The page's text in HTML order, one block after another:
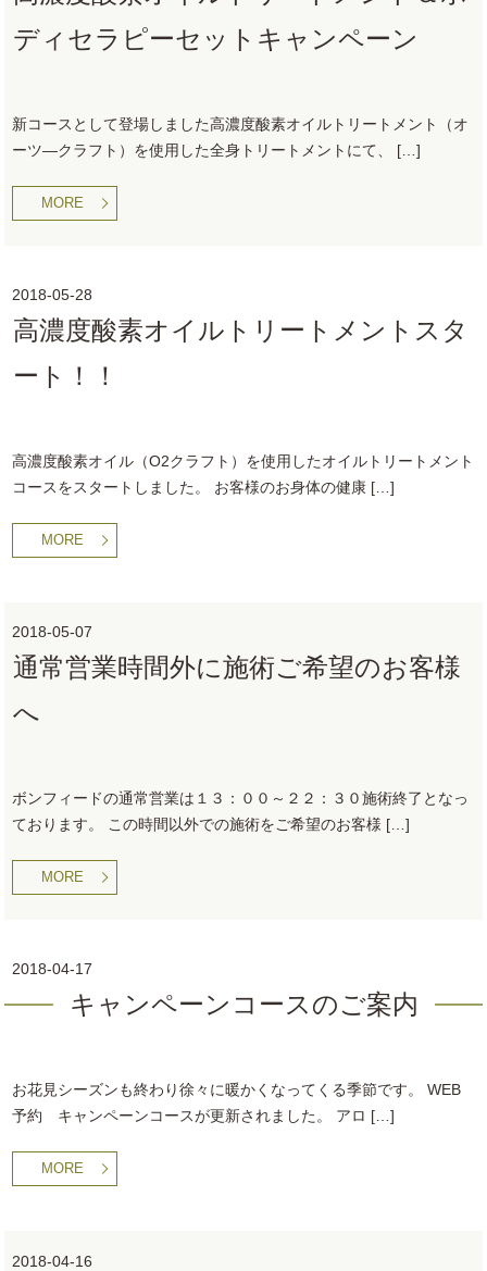
ディセラピーセットキャンペーン
新コースとして登場しました高濃度酸素オイルトリートメント（オ
ーツ―クラフト）を使用した全身トリートメントにて、 […]
MORE
2018-05-28
高濃度酸素オイルトリートメントスタ
ート！！
高濃度酸素オイル（O2クラフト）を使用したオイルトリートメント
コースをスタートしました。 お客様のお身体の健康 […]
MORE
2018-05-07
通常営業時間外に施術ご希望のお客様
へ
ボンフィードの通常営業は１３：００～２２：３０施術終了となっ
ております。 この時間以外での施術をご希望のお客様 […]
MORE
2018-04-17
キャンペーンコースのご案内
お花見シーズンも終わり徐々に暖かくなってくる季節です。 WEB
予約 キャンペーンコースが更新されました。 アロ […]
MORE
2018-04-16